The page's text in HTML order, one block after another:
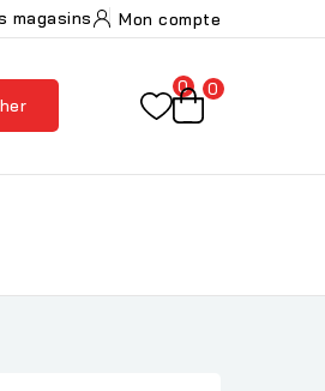
magasins Mon compte
0 0